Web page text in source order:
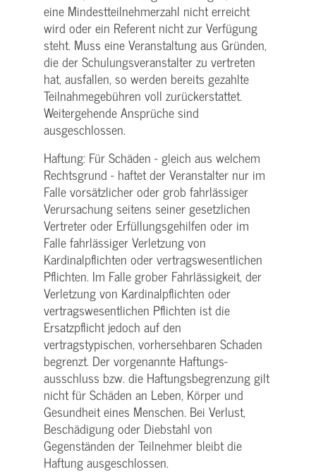
eine Mindest­teilnehmerzahl nicht erreicht
wird oder ein Referent nicht zur Verfügung
steht. Muss eine Veranstaltung aus Gründen,
die der Schulungs­veranstalter zu vertreten
hat, ausfallen, so werden bereits gezahlte
Teilnahme­gebühren voll zurückerstattet.
Weitergehende Ansprüche sind
ausgeschlossen.
Haftung: Für Schäden - gleich aus welchem
Rechtsgrund - haftet der Veranstalter nur im
Falle vorsätzlicher oder grob fahrlässiger
Verursachung seitens seiner gesetzlichen
Vertreter oder Erfüllungsgehilfen oder im
Falle fahrlässiger Verletzung von
Kardinalpflichten oder vertrags­wesentlichen
Pflichten. Im Falle grober Fahrlässigkeit, der
Verletzung von Kardinalpflichten oder
vertrags­wesentlichen Pflichten ist die
Ersatzpflicht jedoch auf den
vertragstypischen, vorhersehbaren Schaden
begrenzt. Der vorgenannte Haftungs­
ausschluss bzw. die Haftungs­begrenzung gilt
nicht für Schäden an Leben, Körper und
Gesundheit eines Menschen. Bei Verlust,
Beschädigung oder Diebstahl von
Gegenständen der Teilnehmer bleibt die
Haftung ausgeschlossen.